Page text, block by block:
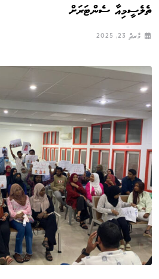
ތެލެސީމިއާ ސެންޓަރަށް
މާރޗް 23, 2025